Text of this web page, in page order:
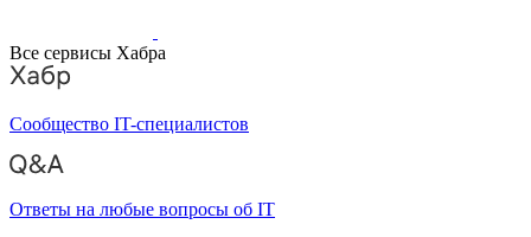
Все сервисы Хабра
Сообщество IT-специалистов
Ответы на любые вопросы об IT